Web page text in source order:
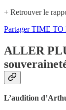
+ Retrouver le
Partager TIME TO
ALLER
L’audition